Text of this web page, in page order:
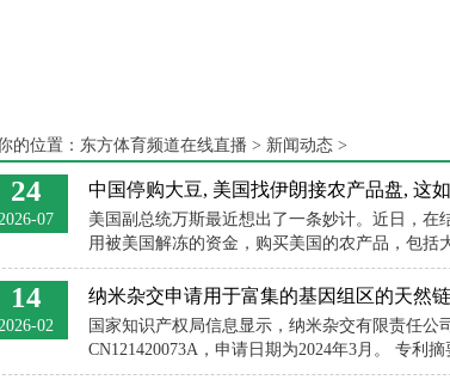
的位置： 东方体育频道在线直播 > 新闻动态 >
24
07
中国停购大豆, 美国找伊朗接农产品盘, 这
美国副总统万斯最近想出了一条妙计。近日，
用被美国解冻的资金，购买美国的农产品，包括
14
02
纳米杂交申请用于富集的基因组区的天然
国家知识产权局信息显示，纳米杂交有限责任
CN121420073A，申请日期为2024年3月。 专利